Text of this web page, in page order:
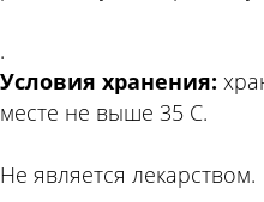
.
Условия хранения:
месте не выше 35 С.
Не является лекарством.